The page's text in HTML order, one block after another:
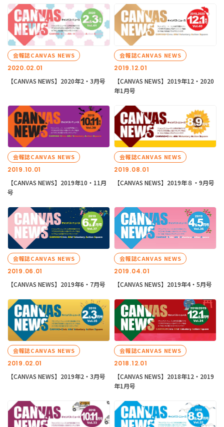
2020.02.01
会報誌CANVAS NEWS
【CANVAS NEWS】2020年2・3月号
2019.12.01
会報誌CANVAS NEWS
【CANVAS NEWS】2019年12・2020
年1月号
2019.10.01
会報誌CANVAS NEWS
【CANVAS NEWS】2019年10・11月
号
2019.08.01
会報誌CANVAS NEWS
【CANVAS NEWS】2019年８・9月号
2019.06.01
会報誌CANVAS NEWS
【CANVAS NEWS】2019年6・7月号
2019.04.01
会報誌CANVAS NEWS
【CANVAS NEWS】2019年4・5月号
2019.02.01
会報誌CANVAS NEWS
【CANVAS NEWS】2019年2・3月号
2018.12.01
会報誌CANVAS NEWS
【CANVAS NEWS】2018年12・2019
年1月号